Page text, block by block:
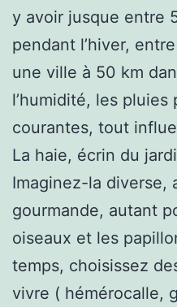
y avoir jusque entre
pendant l’hiver,
une ville à 50 km
l’humidité, les pluies
courantes, tout
La haie, écrin du
Imaginez-la diverse,
gourmande, autant
oiseaux et les
temps, choisissez
vivre ( hémérocalle,